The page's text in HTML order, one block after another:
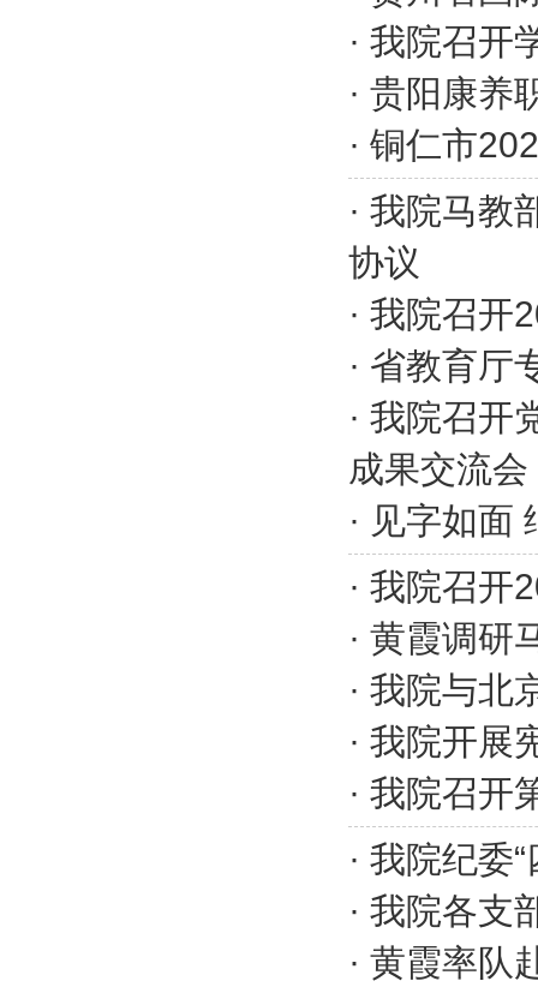
· 我院召开
· 贵阳康养
· 铜仁市
· 我院马教
协议
· 我院召开
· 省教育厅
· 我院召开
成果交流会
· 见字如面
· 我院召开
· 黄霞调研
· 我院与北
· 我院开展
· 我院召开
· 我院纪委
· 我院各支
· 黄霞率队